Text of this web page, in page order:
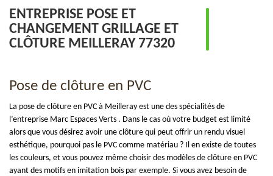
ENTREPRISE POSE ET
CHANGEMENT GRILLAGE ET
CLÔTURE MEILLERAY 77320
Pose de clôture en PVC
La pose de clôture en PVC à Meilleray est une des spécialités de
l’entreprise Marc Espaces Verts . Dans le cas où votre budget est limité
alors que vous désirez avoir une clôture qui peut offrir un rendu visuel
esthétique, pourquoi pas le PVC comme matériau ? Il en existe de toutes
les couleurs, et vous pouvez même choisir des modèles de clôture en PVC
ayant des motifs en imitation bois par exemple. Si vous avez besoin de